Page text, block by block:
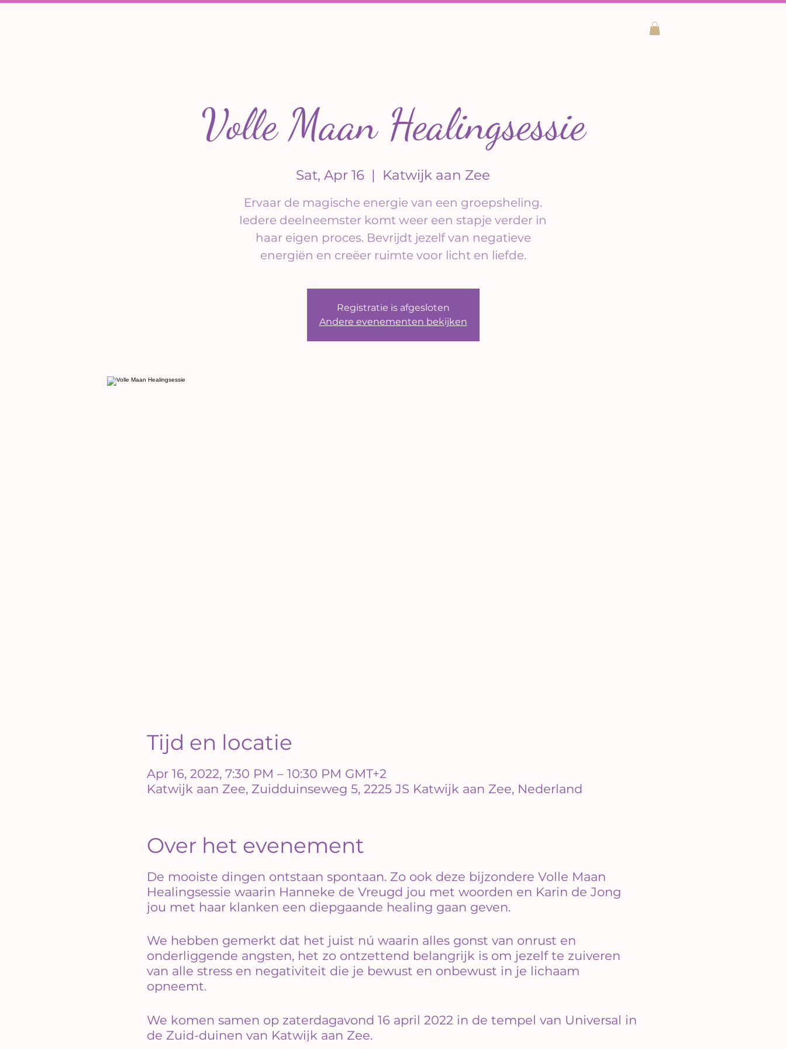
Volle Maan Healingsessie
Sat, Apr 16
  |
Katwijk aan Zee
Ervaar de magische energie van een groepsheling.
Iedere deelneemster komt weer een stapje verder in
haar eigen proces. Bevrijdt jezelf van negatieve
energiën en creëer ruimte voor licht en liefde.
Registratie is afgesloten
Andere evenementen bekijken
Tijd en locatie
Apr 16, 2022, 7:30 PM – 10:30 PM GMT+2
Katwijk aan Zee, Zuidduinseweg 5, 2225 JS Katwijk aan Zee, Nederland
Over het evenement
De mooiste dingen ontstaan spontaan. Zo ook deze bijzondere Volle Maan
Healingsessie waarin Hanneke de Vreugd jou met woorden en Karin de Jong
jou met haar klanken een diepgaande healing gaan geven.
We hebben gemerkt dat het juist nú waarin alles gonst van onrust en
onderliggende angsten, het zo ontzettend belangrijk is om jezelf te zuiveren
van alle stress en negativiteit die je bewust en onbewust in je lichaam
opneemt.
We komen samen op zaterdagavond 16 april 2022 in de tempel van Universal in
de Zuid-duinen van Katwijk aan Zee.